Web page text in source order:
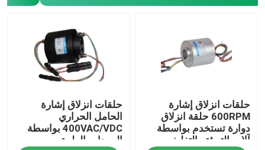
حلقات انزلاق إشارة
600RPM حلقة انزلاق
دوارة تستخدم بواسطة
آلات التعبئة والتغليف
حلقات انزلاق إشارة
الحامل الحراري
400VAC/VDC بواسطة
المعدات الطبية